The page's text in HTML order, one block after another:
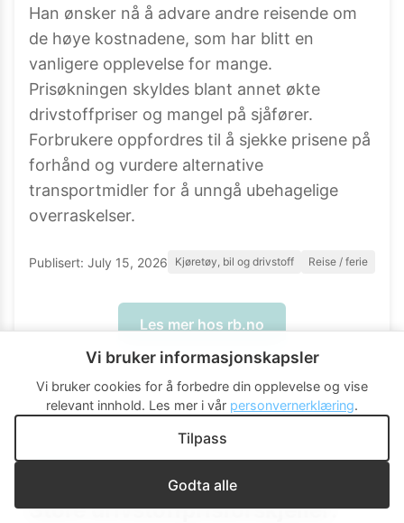
Han ønsker nå å advare andre reisende om
de høye kostnadene, som har blitt en
vanligere opplevelse for mange.
Prisøkningen skyldes blant annet økte
drivstoffpriser og mangel på sjåfører.
Forbrukere oppfordres til å sjekke prisene på
forhånd og vurdere alternative
transportmidler for å unngå ubehagelige
overraskelser.
Publisert: July 15, 2026 Kjøretøy, bil og drivstoff Reise / ferie
Les mer hos rb.no
Store drivstoffprisforskjeller:
Vi bruker informasjonskapsler
Vi bruker cookies for å forbedre din opplevelse og vise
relevant innhold. Les mer i vår personvernerklæring.
Godta alle
Tilpass